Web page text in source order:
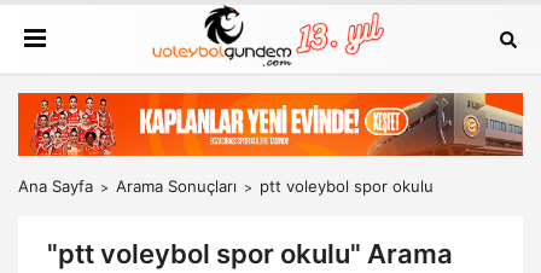
Ana Sayfa Arama Sonuçları ptt voleybol spor okulu
"ptt voleybol spor okulu" Arama